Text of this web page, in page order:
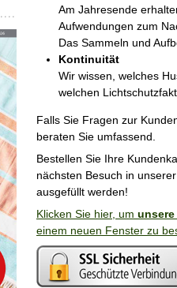
Am Jahresende
Aufwendungen zum
Das Sammeln und
Kontinuität
Wir wissen, welches
welchen
Falls Sie Fragen zur
beraten Sie umfassend.
Bestellen Sie Ihre
nächsten Besuch in
ausgefüllt werden!
Klicken Sie hier, um
einem neuen Fenster zu